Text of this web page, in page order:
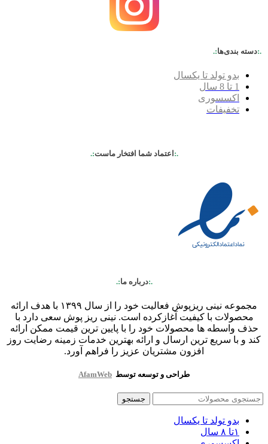
.:دسته بندی‌ها:.
بدو تولد تا یکسال
1 تا 8 سال
اکسسوری
تخفیفات
.:اعتماد شما افتخار ماست:.
.:درباره ما:.
مجموعه نینی ریزپوش فعالیت خود را از سال ۱۳۹۹ با هدف ارائه
محصولات با کیفیت آغازکرده است. نینی ریز پوش سعی دارد با
حذف واسطه ها محصولات خود را با پایین ترین قیمت ممکن ارائه
کند و با سریع ترین ارسال و ارائه بهترین خدمات زمینه رضایت روز
افزون مشتریان عزیز را فراهم آورد.
طراحی و توسعه توسط AfamWeb
جستجو
بدو تولد تا یکسال
۱تا ۸ سال